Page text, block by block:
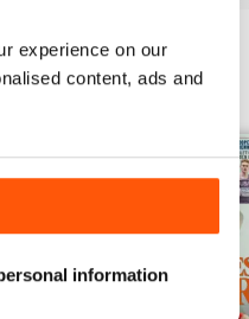
experience on our
content, ads and
information
Visualizza tutti